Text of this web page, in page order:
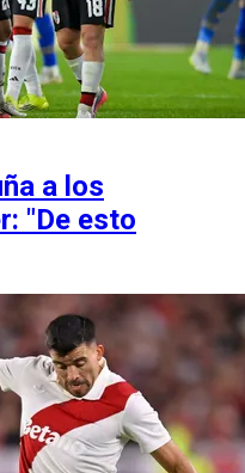
a los
"De esto